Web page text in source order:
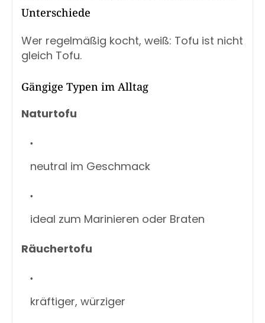
Unterschiede
Wer regelmäßig kocht, weiß: Tofu ist nicht
gleich Tofu.
Gängige Typen im Alltag
Naturtofu
neutral im Geschmack
ideal zum Marinieren oder Braten
Räuchertofu
kräftiger, würziger